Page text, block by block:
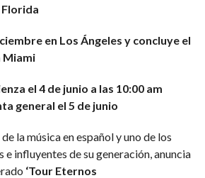
en Los Ángeles y concluye el
Miami
el 4 de junio a las 10:00 am
general el 5 de junio
la música en español y uno de los
influyentes de su generación, anuncia
‘Tour Eternos